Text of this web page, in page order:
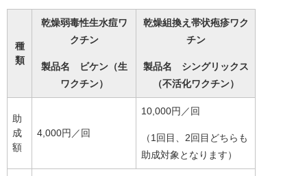
種
類
乾燥弱毒性生水痘ワ
クチン
製品名 ビケン（生
ワクチン）
乾燥組換え帯状疱疹ワク
チン
製品名 シングリックス
（不活化ワクチン）
助
成
額
4,000円／回
10,000円／回
（1回目、2回目どちらも
助成対象となります）